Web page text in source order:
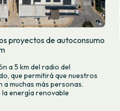
proyectos de autoconsumo
a 5 km del radio del
que permitirá que nuestros
a muchas más personas.
la energía renovable